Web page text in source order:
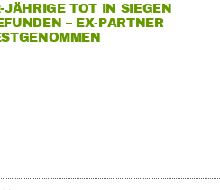
JÄHRIGE TOT IN SIEGEN
– EX-PARTNER